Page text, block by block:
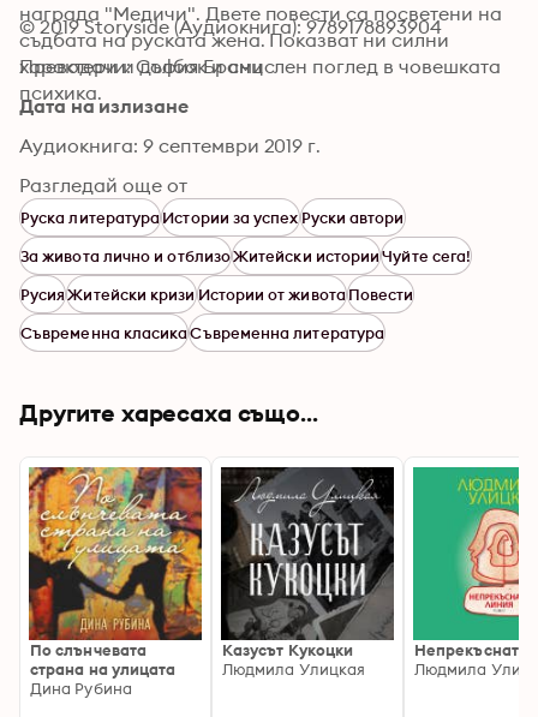
награда "Медичи". Двете повести са посветени на
съдбата на руската жена. Показват ни силни
характери и дълбок и смислен поглед в човешката
психика.
© 2019 Storyside (Аудиокнига): 9789178893904
Преводачи: София Бранц
Дата на излизане
Аудиокнига: 9 септември 2019 г.
Разгледай още от
Руска литератураИстории за успехРуски автори
За живота лично и отблизоЖитейски историиЧуйте сега!
РусияЖитейски кризиИстории от животаПовести
Съвременна класикаСъвременна литература
Другите харесаха също...
По слънчевата
страна на улицата
Дина Рубина
Казусът Кукоцки
Людмила Улицкая
Непрекъсната
Людмила